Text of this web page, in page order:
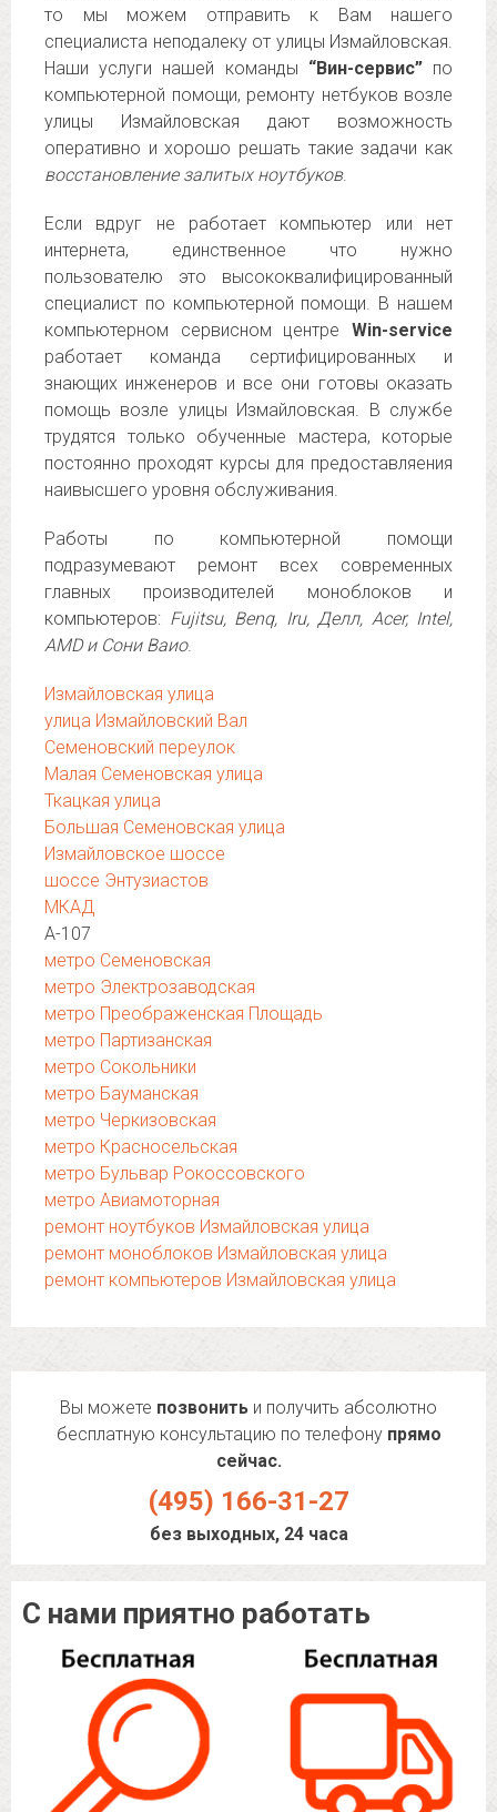
то мы можем отправить к Вам нашего
специалиста неподалеку от улицы Измайловская.
Наши услуги нашей команды “Вин-сервис”по
компьютерной помощи, ремонту нетбуков возле
улицы Измайловская дают возможность
оперативно и хорошо решать такие задачи как
восстановление залитых ноутбуков.
Если вдруг не работает компьютер или нет
интернета, единственное что нужно
пользователю это высококвалифицированный
специалист по компьютерной помощи. В нашем
компьютерном сервисном центре Win-service
работает команда сертифицированных и
знающих инженеров и все они готовы оказать
помощь возле улицы Измайловская. В службе
трудятся только обученные мастера, которые
постоянно проходят курсы для предоставляения
наивысшего уровня обслуживания.
Работы по компьютерной помощи
подразумевают ремонт всех современных
главных производителей моноблоков и
компьютеров: Fujitsu, Benq, Iru, Делл, Acer, Intel,
AMD и Сони Ваио.
Измайловская улица
улица Измайловский Вал
Семеновский переулок
Малая Семеновская улица
Ткацкая улица
Большая Семеновская улица
Измайловское шоссе
шоссе Энтузиастов
МКАД
А-107
метро Семеновская
метро Электрозаводская
метро Преображенская Площадь
метро Партизанская
метро Сокольники
метро Бауманская
метро Черкизовская
метро Красносельская
метро Бульвар Рокоссовского
метро Авиамоторная
ремонт ноутбуков Измайловская улица
ремонт моноблоков Измайловская улица
ремонт компьютеров Измайловская улица
Вы можете позвонить и получить абсолютно
бесплатную консультацию по телефону прямо
сейчас.
(495) 166-31-27
без выходных, 24 часа
С нами приятно работать